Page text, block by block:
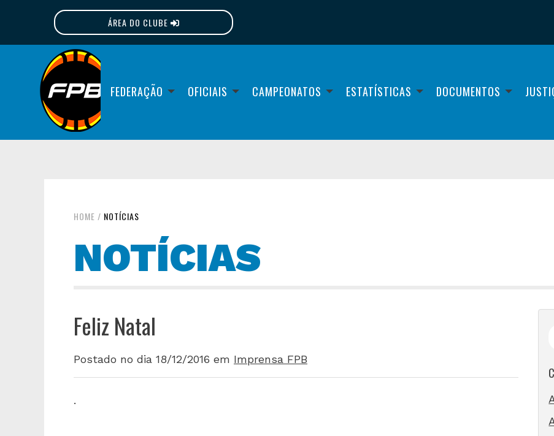
ÁREA DO CLUBE
FEDERAÇÃO OFICIAIS CAMPEONATOS ESTATÍSTICAS DOCUMENTOS
HOME / NOTÍCIAS
NOTÍCIAS
Feliz Natal
Postado no dia 18/12/2016 em Imprensa FPB
.